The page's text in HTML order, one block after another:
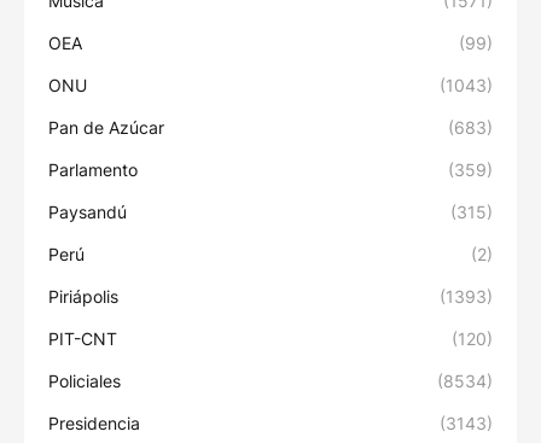
OEA (99)
ONU (1043)
Pan de Azúcar (683)
Parlamento (359)
Paysandú (315)
Perú (2)
Piriápolis (1393)
PIT-CNT (120)
Policiales (8534)
Presidencia (3143)